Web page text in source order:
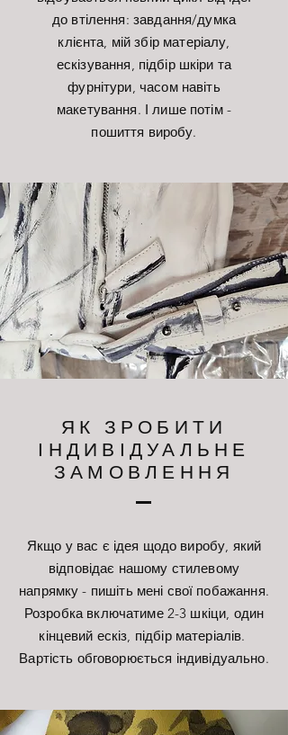
до втілення: завдання/думка
клієнта, мій збір матеріалу,
ескізування, підбір шкіри та
фурнітури, часом навіть
макетування. І лише потім -
пошиття виробу.
ЯК ЗРОБИТИ
ІНДИВІДУАЛЬНЕ
ЗАМОВЛЕННЯ
Якщо у вас є ідея щодо виробу, який
відповідає нашому стилевому
напрямку - пишіть мені свої побажання.
Розробка включатиме 2-3 шкіци, один
кінцевий ескіз, підбір матеріалів.
Вартість обговорюється індивідуально.